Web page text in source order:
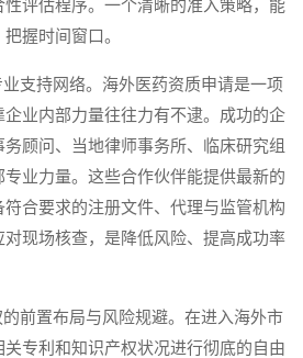
评估程序。一个清晰的准入策略，能
握时间窗口。
持网络。海外医药资质申请是一项
业内部力量往往力有不逮。成功的企
顾问、当地律师事务所、临床研究组
业力量。这些合作伙伴能提供最新的
合要求的注册文件、代理与监管机构
现场核查，是降低风险、提高成功率
置布局与风险规避。在进入海外市
专利和知识产权状况进行彻底的自由